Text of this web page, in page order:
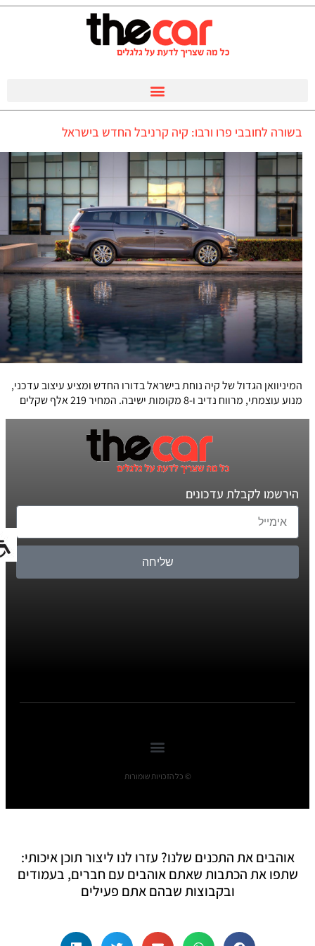
בשורה לחובבי פרו ורבו: קיה קרניבל החדש בישראל
המיניוואן הגדול של קיה נוחת בישראל בדורו החדש ומציע עיצוב עדכני,
מנוע עוצמתי, מרווח נדיב ו-8 מקומות ישיבה. המחיר 219 אלף שקלים
הירשמו לקבלת עדכונים
שליחה
© כל הזכויות שומורות
אוהבים את התכנים שלנו? עזרו לנו ליצור תוכן איכותי:
שתפו את הכתבות שאתם אוהבים עם חברים, בעמודים
ובקבוצות שבהם אתם פעילים